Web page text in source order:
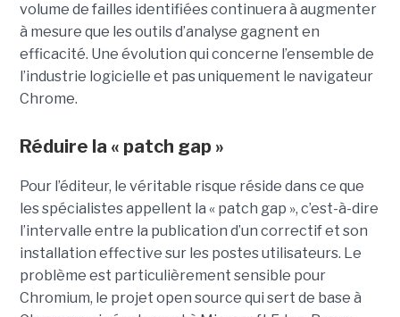
volume de failles identifiées continuera à augmenter
à mesure que les outils d’analyse gagnent en
efficacité. Une évolution qui concerne l’ensemble de
l’industrie logicielle et pas uniquement le navigateur
Chrome.
Réduire la « patch gap »
Pour l’éditeur, le véritable risque réside dans ce que
les spécialistes appellent la « patch gap », c’est-à-dire
l’intervalle entre la publication d’un correctif et son
installation effective sur les postes utilisateurs. Le
problème est particulièrement sensible pour
Chromium, le projet open source qui sert de base à